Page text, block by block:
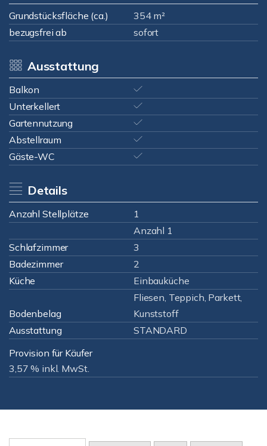
Grundstücksfläche (ca.)
354 m²
bezugsfrei ab
sofort
Ausstattung
Balkon
Unterkellert
Gartennutzung
Abstellraum
Gäste-WC
Details
Anzahl Stellplätze
1
Anzahl 1
Schlafzimmer
3
Badezimmer
2
Küche
Einbauküche
Bodenbelag
Fliesen, Teppich, Parkett,
Kunststoff
Ausstattung
STANDARD
Provision für Käufer
3,57 % inkl. MwSt.